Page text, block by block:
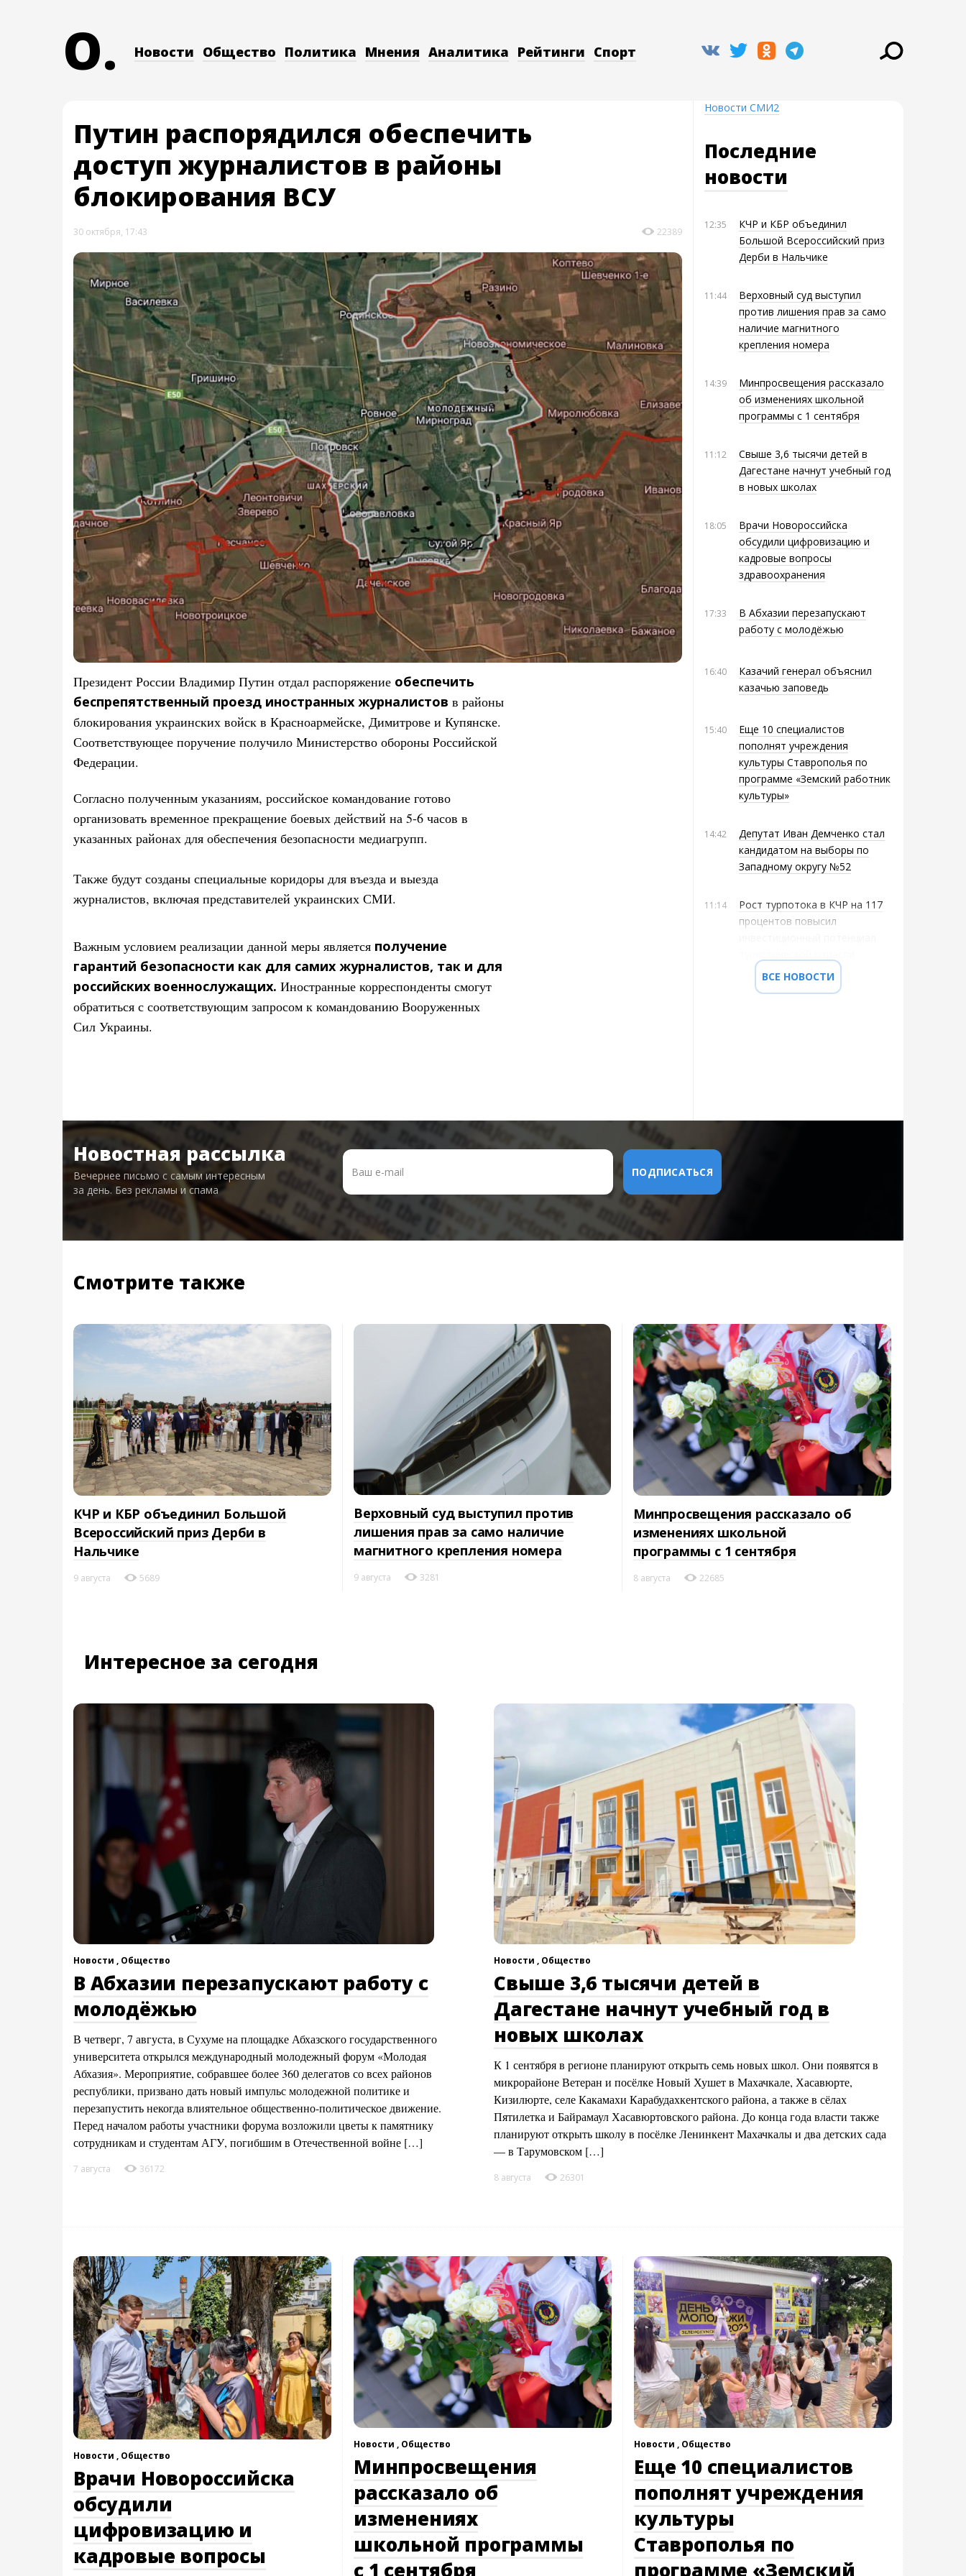
O. Новости Общество Политика Мнения Аналитика Рейтинги Спорт
Путин распорядился обеспечить
доступ журналистов в районы
блокирования ВСУ
30 октября, 17:43 22389
Президент России Владимир Путин отдал распоряжение обеспечить
беспрепятственный проезд иностранных журналистов в районы
блокирования украинских войск в Красноармейске, Димитрове и Купянске.
Соответствующее поручение получило Министерство обороны Российской
Федерации.
Согласно полученным указаниям, российское командование готово
организовать временное прекращение боевых действий на 5-6 часов в
указанных районах для обеспечения безопасности медиагрупп.
Также будут созданы специальные коридоры для въезда и выезда
журналистов, включая представителей украинских СМИ.
Важным условием реализации данной меры является получение
гарантий безопасности как для самих журналистов, так и для
российских военнослужащих. Иностранные корреспонденты смогут
обратиться с соответствующим запросом к командованию Вооруженных
Сил Украины.
Новости СМИ2
Последние
новости
12:35
КЧР и КБР объединил
Большой Всероссийский приз
Дерби в Нальчике
11:44
Верховный суд выступил
против лишения прав за само
наличие магнитного
крепления номера
14:39
Минпросвещения рассказало
об изменениях школьной
программы с 1 сентября
11:12
Свыше 3,6 тысячи детей в
Дагестане начнут учебный год
в новых школах
18:05
Врачи Новороссийска
обсудили цифровизацию и
кадровые вопросы
здравоохранения
17:33
В Абхазии перезапускают
работу с молодёжью
16:40
Казачий генерал объяснил
казачью заповедь
15:40
Еще 10 специалистов
пополнят учреждения
культуры Ставрополья по
программе «Земский работник
культуры»
14:42
Депутат Иван Демченко стал
кандидатом на выборы по
Западному округу №52
11:14
Рост турпотока в КЧР на 117
процентов повысил
ВСЕ НОВОСТИ
Новостная рассылка
Вечернее письмо с самым интересным
за день. Без рекламы и спама
Смотрите также
КЧР и КБР объединил Большой
Всероссийский приз Дерби в
Нальчике
9 августа 5689
Верховный суд выступил против
лишения прав за само наличие
магнитного крепления номера
9 августа 3281
Минпросвещения рассказало об
изменениях школьной
программы с 1 сентября
8 августа 22685
Интересное за сегодня
Новости , Общество
В Абхазии перезапускают работу с
молодёжью
В четверг, 7 августа, в Сухуме на площадке Абхазского государственного
университета открылся международный молодежный форум «Молодая
Абхазия». Мероприятие, собравшее более 360 делегатов со всех районов
республики, призвано дать новый импульс молодежной политике и
перезапустить некогда влиятельное общественно-политическое движение.
Перед началом работы участники форума возложили цветы к памятнику
сотрудникам и студентам АГУ, погибшим в Отечественной войне […]
7 августа 36172
Новости , Общество
Свыше 3,6 тысячи детей в
Дагестане начнут учебный год в
новых школах
К 1 сентября в регионе планируют открыть семь новых школ. Они появятся в
микрорайоне Ветеран и посёлке Новый Хушет в Махачкале, Хасавюрте,
Кизилюрте, селе Какамахи Карабудахкентского района, а также в сёлах
Пятилетка и Байрамаул Хасавюртовского района. До конца года власти также
планируют открыть школу в посёлке Ленинкент Махачкалы и два детских сада
— в Тарумовском […]
8 августа 26301
Новости , Общество
Врачи Новороссийска
обсудили
цифровизацию и
кадровые вопросы
Новости , Общество
Минпросвещения
рассказало об
изменениях
школьной программы
с 1 сентября
Новости , Общество
Еще 10 специалистов
пополнят учреждения
культуры
Ставрополья по
программе «Земский